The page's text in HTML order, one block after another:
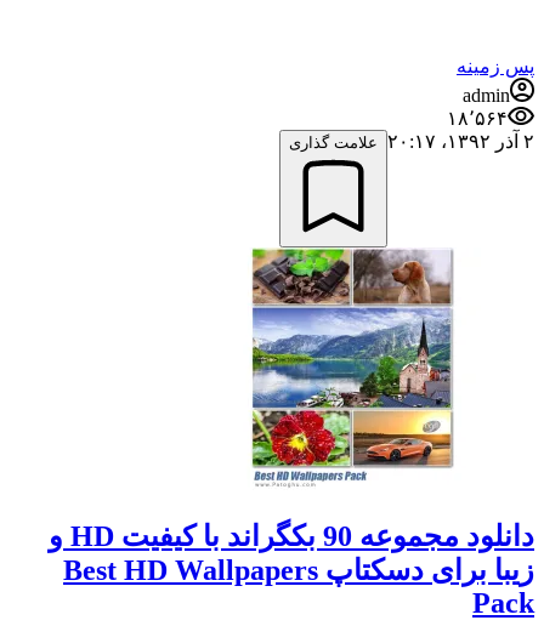
پس زمینه
admin
۱۸٬۵۶۴
۲ آذر ۱۳۹۲،‏ ۲۰:۱۷
علامت گذاری
دانلود مجموعه 90 بکگراند با کیفیت HD و
زیبا برای دسکتاپ Best HD Wallpapers
Pack